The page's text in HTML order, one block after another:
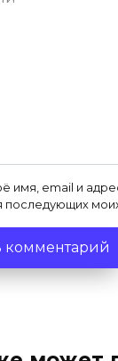
имя, email и
последующих